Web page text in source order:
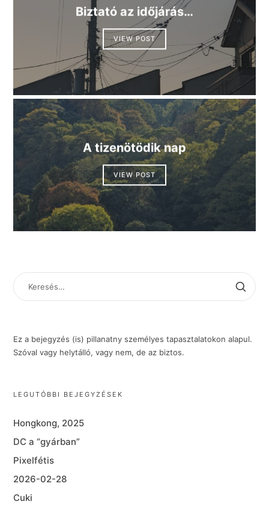
Biztató az időjárás…
VIEW POST
A tizenötödik nap
VIEW POST
KERESÉS:
Ez a bejegyzés (is) pillanatny személyes tapasztalatokon alapul.
Szóval vagy helytálló, vagy nem, de az biztos.
LEGUTÓBBI BEJEGYZÉSEK
Hongkong, 2025
DC a “gyárban”
Pixelfétis
2026-02-28
Cuki